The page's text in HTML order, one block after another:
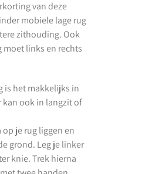
van deze
mobiele lage rug
zithouding. Ook
links en rechts
is het makkelijks in
ook in langzit of
je rug liggen en
grond. Leg je linker
knie. Trek hierna